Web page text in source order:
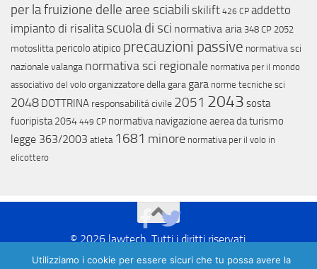
per la fruizione delle aree sciabili skilift 426 CP addetto
impianto di risalita scuola di sci normativa aria 348 CP 2052
motoslitta pericolo atipico precauzioni passive normativa sci
nazionalevalanga normativa sci regionale normativa per il mondo
associativo del volo organizzatore della gara gara norme tecniche sci
2048 DOTTRINA responsabilitá civile 2051 2043 sosta
fuoripista 2054 449 CP normativa navigazione aerea da turismo
legge 363/2003 atleta 1681 minore normativa per il volo in
elicottero
©2026lawtech. Tutti i diritti riservati.
Login– Privacy Policy–Cookie Policy –Credit
Utilizziamo i cookie per essere sicuri che tu possa avere la